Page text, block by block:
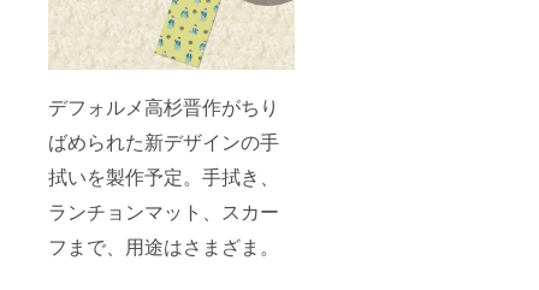
デフォルメ高杉晋作がちり
ばめられた新デザインの手
拭いを製作予定。手拭き、
ランチョンマット、スカー
フまで、用途はさまざま。